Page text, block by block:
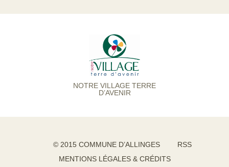
NOTRE VILLAGE TERRE
D’AVENIR
© 2015 COMMUNE D’ALLINGES
RSS
MENTIONS LÉGALES & CRÉDITS